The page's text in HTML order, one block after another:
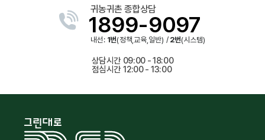
귀농귀촌 종합상담
1899-9097
내선: 1번(정책,교육,일반) /2번(시스템)
상담시간 09:00 - 18:00
점심시간 12:00 - 13:00